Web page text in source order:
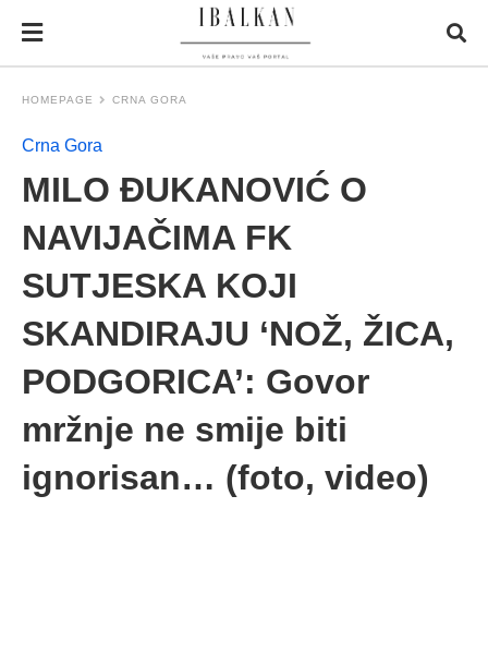
HOMEPAGE CRNA GORA
Crna Gora
MILO ĐUKANOVIĆ O
NAVIJAČIMA FK
SUTJESKA KOJI
SKANDIRAJU ‘NOŽ, ŽICA,
PODGORICA’: Govor
mržnje ne smije biti
ignorisan… (foto, video)